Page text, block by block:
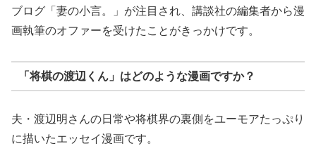
ブログ「妻の小言。」が注目され、講談社の編集者から漫
画執筆のオファーを受けたことがきっかけです。
「将棋の渡辺くん」はどのような漫画ですか？
夫・渡辺明さんの日常や将棋界の裏側をユーモアたっぷり
に描いたエッセイ漫画です。